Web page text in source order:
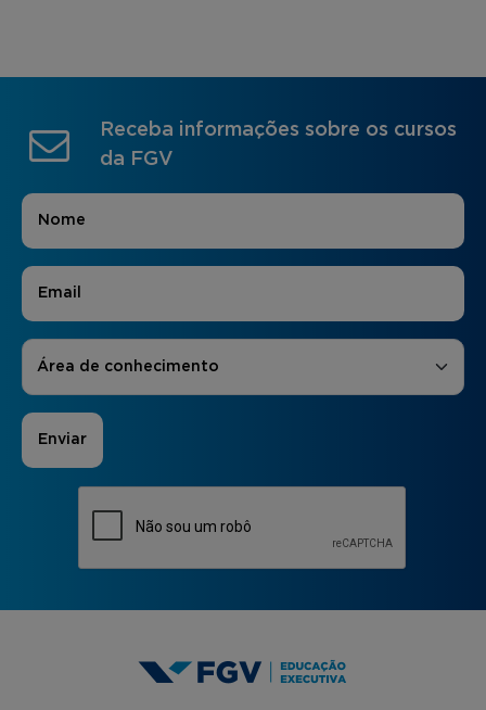
Receba informações sobre os cursos
da FGV
Nome
E-mail
Áreas de Interesse
Área de conhecimento